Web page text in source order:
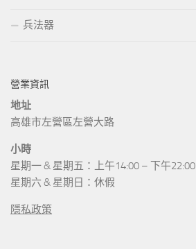
兵法器
營業資訊
地址
高雄市左營區左營大路
小時
星期一 & 星期五：上午14:00 – 下午22:00
星期六 & 星期日：休假
隱私政策